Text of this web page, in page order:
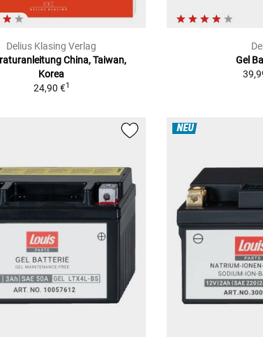
Delius Klasing Verlag
China, Taiwan,
Korea
24,90 €1
Gel
NEU